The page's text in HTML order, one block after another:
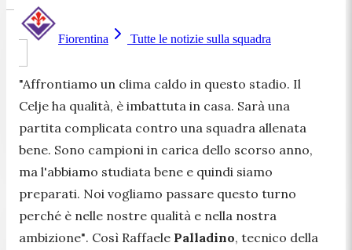
Fiorentina Tutte le notizie sulla squadra
"Affrontiamo un clima caldo in questo stadio. Il
Celje ha qualità, è imbattuta in casa. Sarà una
partita complicata contro una squadra allenata
bene. Sono campioni in carica dello scorso anno,
ma l'abbiamo studiata bene e quindi siamo
preparati. Noi vogliamo passare questo turno
perché è nelle nostre qualità e nella nostra
ambizione". Così Raffaele Palladino, tecnico della